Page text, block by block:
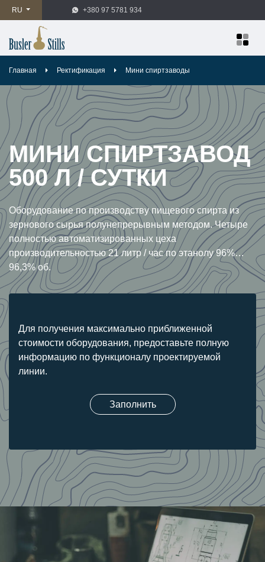
RU +380 97 5781 934
Главная Ректификация Мини спиртзаводы
МИНИ СПИРТЗАВОД
500 Л / СУТКИ
Оборудование по производству пищевого спирта из
зернового сырья полунепрерывным методом. Четыре
полностью автоматизированных цеха
производительностью 21 литр / час по этанолу 96%…
96,3% об.
Для получения максимально приближенной
стоимости оборудования, предоставьте полную
информацию по функционалу проектируемой
линии.
Заполнить